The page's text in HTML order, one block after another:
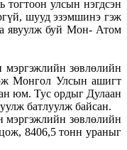
улсын нэгдсэн
шууд эзэмшинэ гэж
явуулж буй Мон- Атом
зөвлөлийн
Монгол Улсын ашигт
юм. Тус ордыг Дулаан
батлуулж байсан.
мэргэжлийн зөвлөлийн
8406,5 тонн ураныг